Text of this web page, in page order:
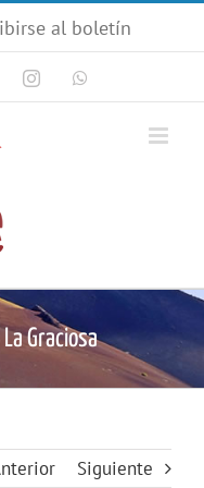
al boletín
Instagram
Graciosa
Siguiente